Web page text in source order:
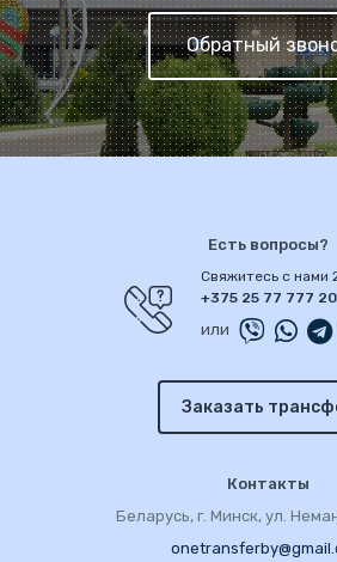
Обратный
Есть вопросы?
Свяжитесь с нами
+375 25 77 777 20
или
Заказать
Контакты
Беларусь, г. Минск, ул.